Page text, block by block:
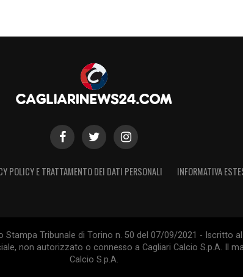
POLICY E TRATTAMENTO DEI DATI PERSONALI INFORMATIVA
Tribunale di Torino n. 50 del 07/09/2021 - Iscritto
non autorizzato o connesso a Cagliari Calcio S.p.A. Il
Calcio S.p.A.